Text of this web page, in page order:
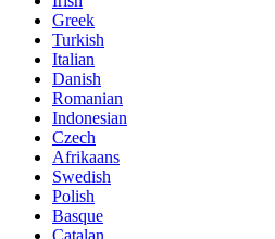
Greek
Turkish
Italian
Danish
Romanian
Indonesian
Czech
Afrikaans
Swedish
Polish
Basque
Catalan